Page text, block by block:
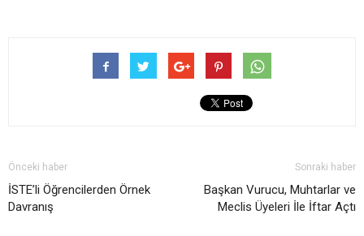
Önceki haber
İSTE’li Öğrencilerden Örnek
Davranış
Sonraki haber
Başkan Vurucu, Muhtarlar ve
Meclis Üyeleri İle İftar Açtı